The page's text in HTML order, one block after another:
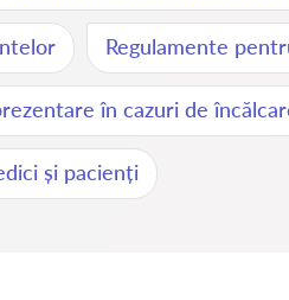
Regulamente
în cazuri de
și pacienți